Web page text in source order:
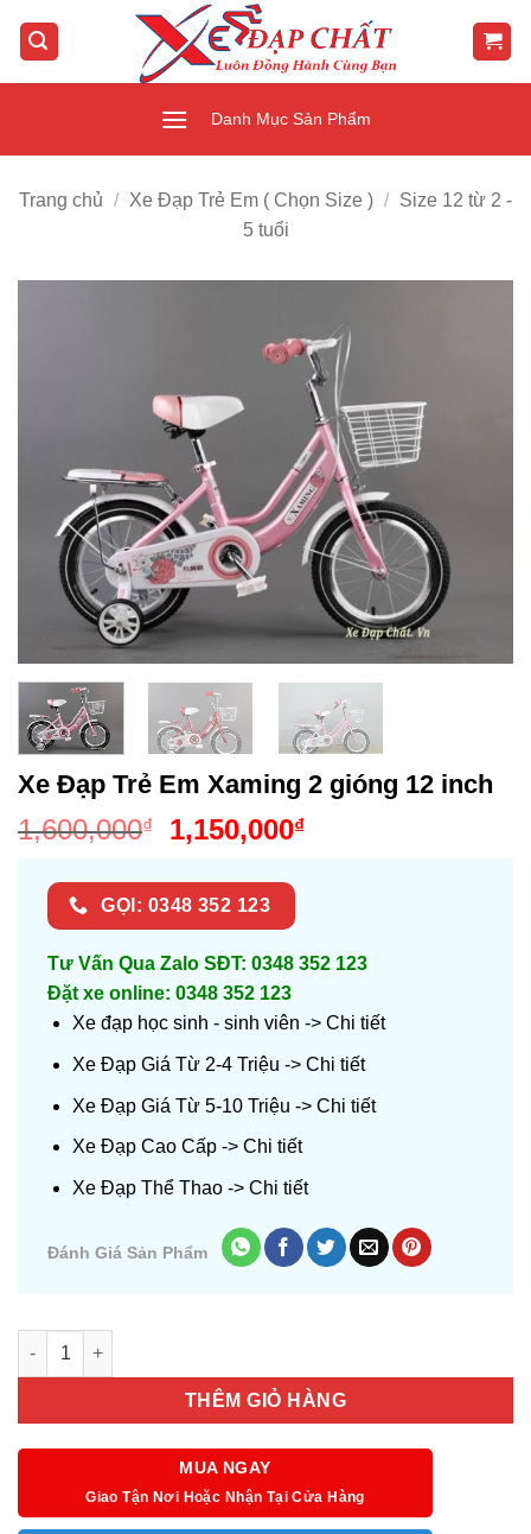
qua
Danh Mục Sản Phẩm
Trang chủ / Xe Đạp Trẻ Em ( Chọn Size ) /
Size 12 từ 2 -
5 tuổi
Xe Đạp Trẻ Em Xaming 2 gióng 12 inch
1,600,000₫
Giá
là:
1,600,000₫.
1,150,000₫Giá
GỌI: 0348 352 123
Tư Vấn Qua Zalo SĐT: 0348 352 123
Đặt xe online: 0348 352 123
Xe đạp học sinh - sinh viên -> Chi tiết
Xe Đạp Giá Từ 2-4 Triệu -> Chi tiết
Xe Đạp Giá Từ 5-10 Triệu -> Chi tiết
Xe Đạp Cao Cấp -> Chi tiết
Xe Đạp Thể Thao -> Chi tiết
Đánh Giá Sản Phẩm
Số lượng
THÊM GIỎ HÀNG
MUA NGAY
Giao Tận Nơi Hoặc Nhận Tại Cửa Hàng